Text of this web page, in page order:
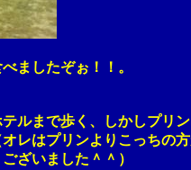
したぞぉ！！。
まで歩く、しかしプリン
はプリンよりこっちの方
いました＾＾）